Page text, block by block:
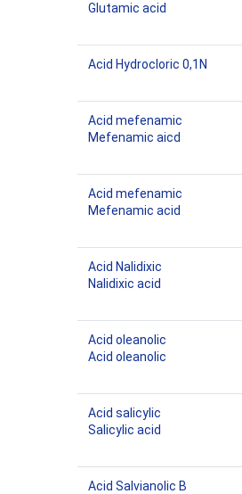
Glutamic acid
Acid Hydrocloric 0,1N
Acid mefenamic
Mefenamic aicd
Acid mefenamic
Mefenamic acid
Acid Nalidixic
Nalidixic acid
Acid oleanolic
Acid oleanolic
Acid salicylic
Salicylic acid
Acid Salvianolic B